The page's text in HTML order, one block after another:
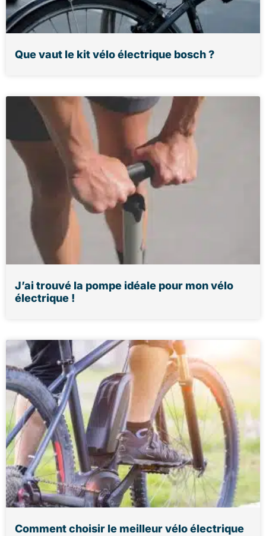
Que vaut le kit vélo électrique bosch ?
J’ai trouvé la pompe idéale pour mon vélo
électrique !
Comment choisir le meilleur vélo électrique